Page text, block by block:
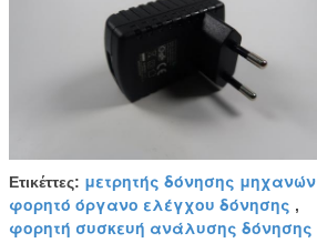
Ετικέττες: μετρητής δόνησης μηχανών
φορητό όργανο ελέγχου δόνησης ,
φορητή συσκευή ανάλυσης δόνησης